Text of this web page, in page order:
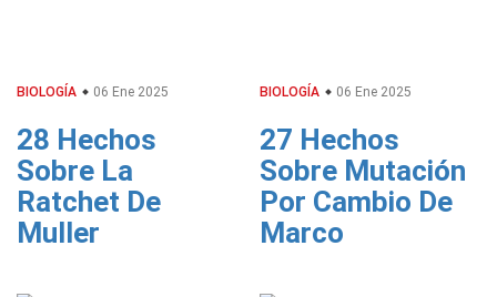
BIOLOGÍA 06 Ene 2025
28 Hechos
Sobre La
Ratchet De
Muller
BIOLOGÍA 06 Ene 2025
27 Hechos
Sobre Mutación
Por Cambio De
Marco